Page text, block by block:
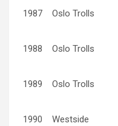
1987 Oslo Trolls
1988 Oslo Trolls
1989 Oslo Trolls
1990
Westside